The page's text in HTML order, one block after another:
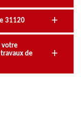
31120
votre
de